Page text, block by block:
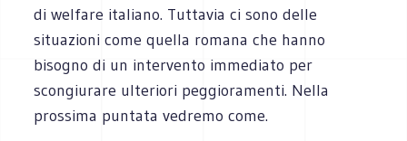
di welfare italiano. Tuttavia ci sono delle
situazioni come quella romana che hanno
bisogno di un intervento immediato per
scongiurare ulteriori peggioramenti. Nella
prossima puntata vedremo come.